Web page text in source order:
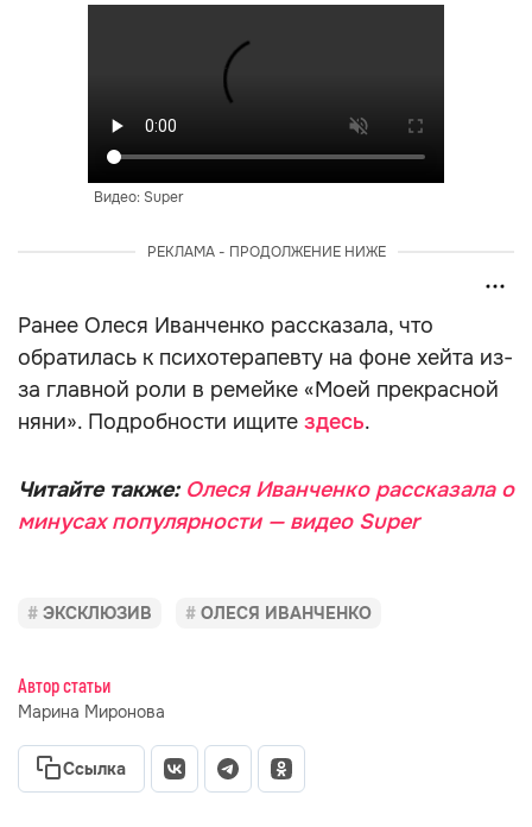
Видео: Super
РЕКЛАМА - ПРОДОЛЖЕНИЕ НИЖЕ
Ранее Олеся Иванченко рассказала, что
обратилась к психотерапевту на фоне хейта из-
за главной роли в ремейке «Моей прекрасной
няни». Подробности ищите здесь.
Читайте также: Олеся Иванченко рассказала о
минусах популярности — видео Super
ЭКСКЛЮЗИВ ОЛЕСЯ ИВАНЧЕНКО
Автор статьи
Марина Миронова
Ссылка